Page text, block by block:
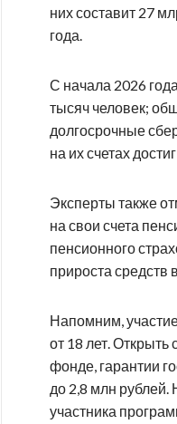
них составит 27
года.
С начала 2026
тысяч человек;
долгосрочные
на их счетах
Эксперты также
на свои счета
пенсионного
прироста средств
Напомним,
от 18 лет.
фонде, гарантии
до 2,8 млн
участника